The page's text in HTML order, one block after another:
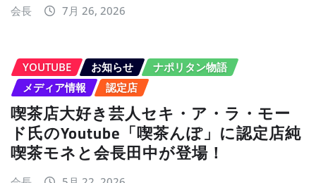
会長 7月 26, 2026
YOUTUBE お知らせ
ナポリタン物語
メディア情報
認定店
喫茶店大好き芸人セキ・ア・ラ・モー
ド氏のYoutube「喫茶んぽ」に認定店純
喫茶モネと会長田中が登場！